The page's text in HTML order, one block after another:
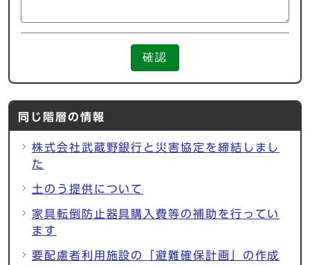
確認
同じ階層の情報
株式会社武蔵野銀行と災害協定を締結しまし
た
土のう提供について
家具転倒防止器具購入費等の補助を行ってい
ます
要配慮者利用施設の「避難確保計画」の作成